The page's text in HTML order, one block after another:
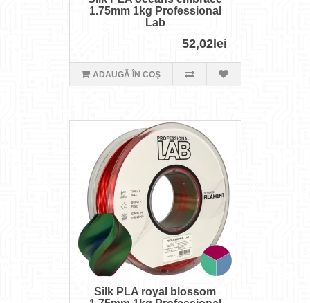
1.75mm 1kg Professional
Lab
52,02lei
ADAUGĂ ÎN COŞ
Silk PLA royal blossom